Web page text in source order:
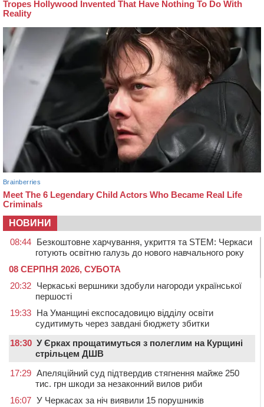
НОВИНИ
08:44 Безкоштовне харчування, укриття та STEM: Черкаси
готують освітню галузь до нового навчального року
08 СЕРПНЯ 2026, СУБОТА
20:32 Черкаські вершники здобули нагороди української
першості
19:33 На Уманщині експосадовицю відділу освіти
судитимуть через завдані бюджету збитки
18:30 У Єрках прощатимуться з полеглим на Курщині
стрільцем ДШВ
17:29 Апеляційний суд підтвердив стягнення майже 250
тис. грн шкоди за незаконний вилов риби
16:07 У Черкасах за ніч виявили 15 порушників